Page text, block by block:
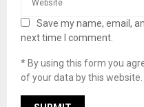
Save my name, email,
next time I comment.
* By using this form you
of your data by this website.